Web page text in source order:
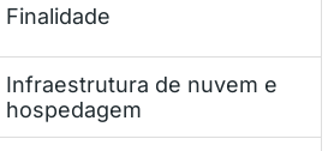
Finalidade
Infraestrutura de nuvem e
hospedagem